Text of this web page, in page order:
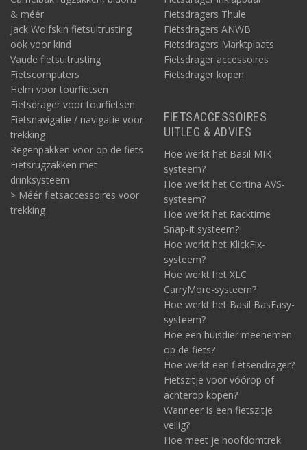
& méér
Jack Wolfskin fietsuitrusting
ook voor kind
Vaude fietsuitrusting
Fietscomputers
Helm voor tourfietsen
Fietsdrager voor tourfietsen
Fietsnavigatie / navigatie voor
trekking
Regenpakken voor op de fiets
Fietsrugzakken met
drinksysteem
> Méér fietsaccessoires voor
trekking
Fietsdragers Thule
Fietsdragers ANWB
Fietsdragers Marktplaats
Fietsdrager accessoires
Fietsdrager kopen
FIETSACCESSOIRES
UITLEG & ADVIES
Hoe werkt het Basil MIK-
systeem?
Hoe werkt het Cortina AVS-
systeem?
Hoe werkt het Racktime
Snap-it systeem?
Hoe werkt het KlickFix-
systeem?
Hoe werkt het XLC
CarryMore-systeem?
Hoe werkt het Basil BasEasy-
systeem?
Hoe een huisdier meenemen
op de fiets?
Hoe werkt een fietsendrager?
Fietszitje voor vóórop of
achterop kopen?
Wanneer is een fietszitje
veilig?
Hoe meet je hoofdomtrek